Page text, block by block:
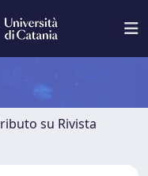
su Rivista